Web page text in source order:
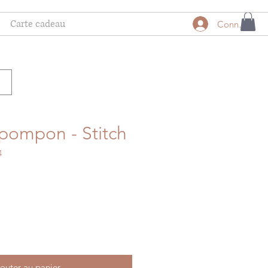
Carte cadeau Connexion
- Stitch